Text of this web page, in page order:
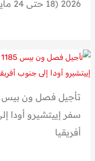
2026 (18 حتى 24 مايو)
سفر إييتشيرو أودا
أفريقيا